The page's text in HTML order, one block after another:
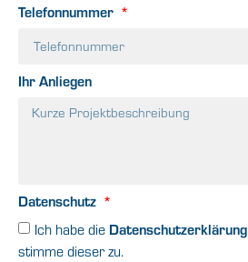
Telefonnummer
Ihr Anliegen
Datenschutz
Ich habe die Datenschutzerklärung
stimme dieser zu.